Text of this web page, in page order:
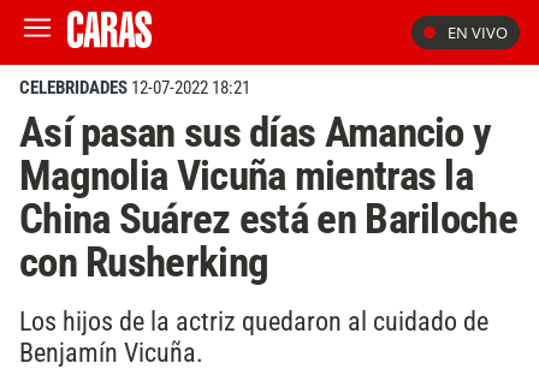
EN VIVO
CELEBRIDADES 12-07-2022 18:21
Así pasan sus días Amancio y
Magnolia Vicuña mientras la
China Suárez está en Bariloche
con Rusherking
Los hijos de la actriz quedaron al cuidado de
Benjamín Vicuña.